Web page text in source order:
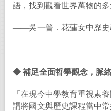
語，找到觀看世界萬物的多
——吳一晉．花蓮女中歷史
◆ 補足全面哲學觀念，脈
「在現今中學教育重視素
謂將國文與歷史課程當中